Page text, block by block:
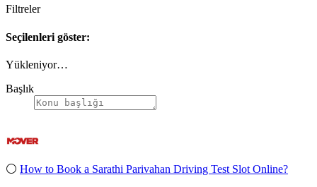
Filtreler
Seçilenleri göster:
Yükleniyor…
Başlık
⚪ How to Book a Sarathi Parivahan Driving Test Slot Online?